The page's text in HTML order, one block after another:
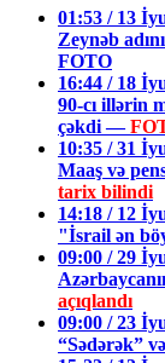
01:53 / 13
Zeynəb
FOTO
16:44 / 18
90-cı illərin
çəkdi —
10:35 / 31
Maaş və
tarix bilindi
14:18 / 12
"İsrail ən
09:00 / 29
açıqlandı
09:00 / 23
“Sədərək”